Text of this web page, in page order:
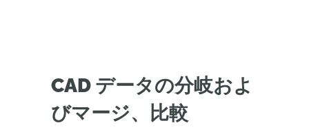
CAD データの分岐およ
びマージ、比較